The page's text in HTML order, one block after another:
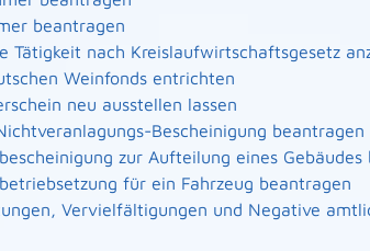
beantragen
Tätigkeit nach Kreislaufwirtschaftsgesetz
Weinfonds entrichten
neu ausstellen lassen
Bescheinigung beantragen
zur Aufteilung eines Gebäudes
für ein Fahrzeug beantragen
Vervielfältigungen und Negative